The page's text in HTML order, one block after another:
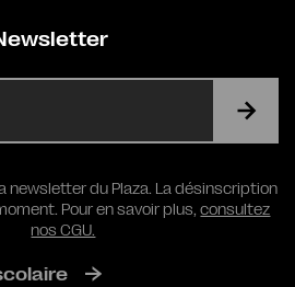
RGPD
newsletter du Plaza. La désinscription
Pour en savoir plus,consultez
nos CGU.